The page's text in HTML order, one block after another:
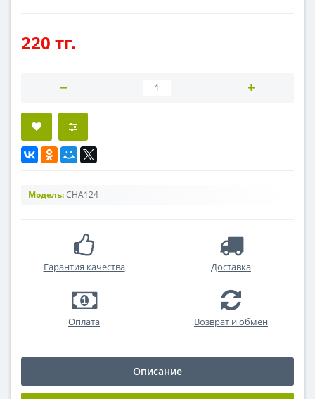
220 тг.
Модель:CHA124
Гарантия качества Доставка
Оплата Возврат и обмен
Описание